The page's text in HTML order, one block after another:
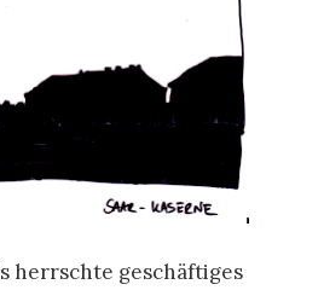
herrschte geschäftiges